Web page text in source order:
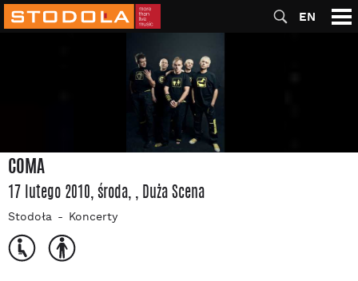
EN
COMA
17 lutego 2010, środa, , Duża Scena
Stodoła Koncerty